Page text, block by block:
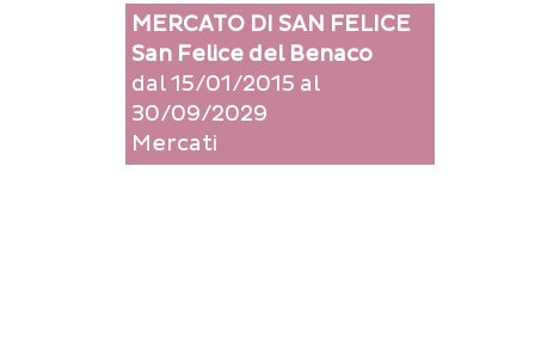
MERCATO DI SAN FELICE
San Felice del Benaco
dal 15/01/2015 al
30/09/2029
Mercati